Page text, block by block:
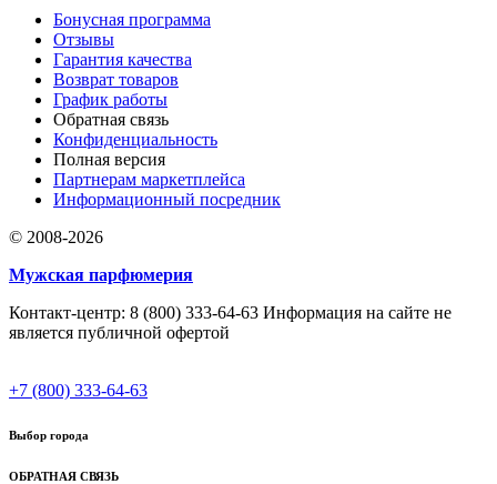
Бонусная программа
Отзывы
Гарантия качества
Возврат товаров
График работы
Обратная связь
Конфиденциальность
Полная версия
Партнерам маркетплейса
Информационный посредник
© 2008-2026
Мужская парфюмерия
Контакт-центр: 8 (800) 333-64-63 Информация на сайте не
является публичной офертой
+7 (800) 333-64-63
Выбор города
ОБРАТНАЯ СВЯЗЬ